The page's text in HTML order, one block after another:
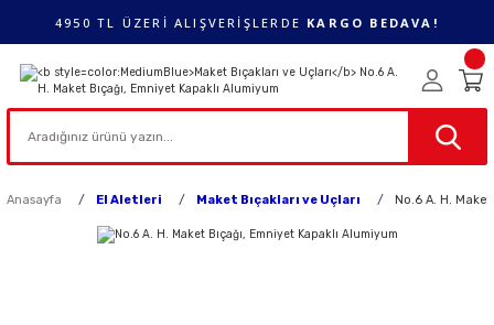
4950 TL ÜZERİ ALIŞVERİŞLERDE KARGO BEDAVA!
Anasayfa El Aletleri Maket Bıçakları ve Uçları No.6 A. H.